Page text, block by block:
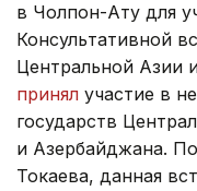
в Чолпон-Ату для
Консультативной
Центральной Азии
принял участие в
государств
и Азербайджана.
Токаева, данная